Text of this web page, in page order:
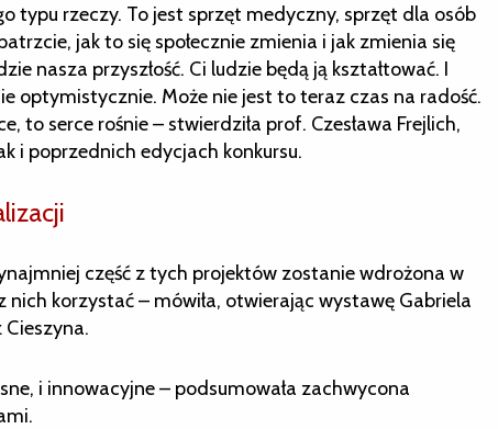
typu rzeczy. To jest sprzęt medyczny, sprzęt dla osób
jak to się społecznie zmienia i jak zmienia się
nasza przyszłość. Ci ludzie będą ją kształtować. I
optymistycznie. Może nie jest to teraz czas na radość.
to serce rośnie – stwierdziła prof. Czesława Frejlich,
i poprzednich edycjach konkursu.
część z tych projektów zostanie wdrożona w
nich korzystać – mówiła, otwierając wystawę Gabriela
i innowacyjne – podsumowała zachwycona